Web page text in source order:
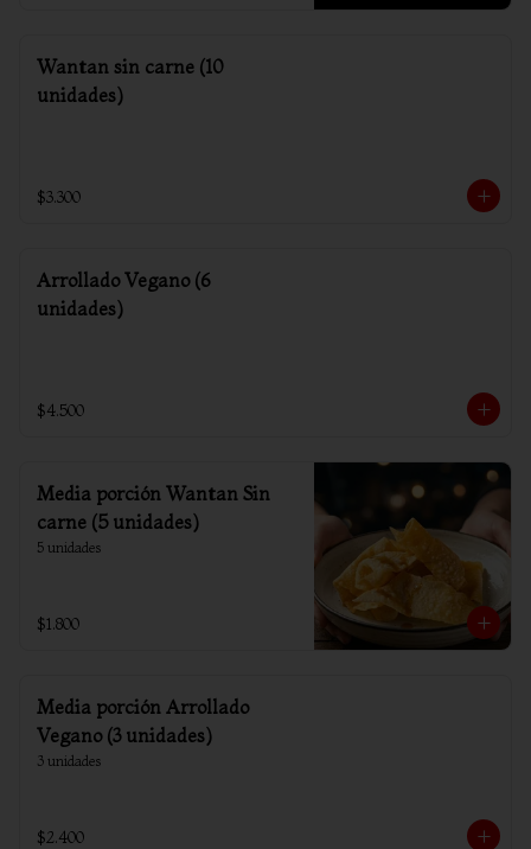
Wantan sin carne (10
unidades)
$3.300
Arrollado Vegano (6
unidades)
$4.500
Media porción Wantan Sin
carne (5 unidades)
5 unidades
$1.800
Media porción Arrollado
Vegano (3 unidades)
3 unidades
$2.400